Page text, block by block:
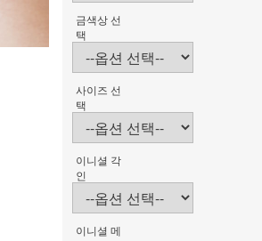
금색상 선
택
사이즈 선
택
이니셜 각
인
이니셜 메